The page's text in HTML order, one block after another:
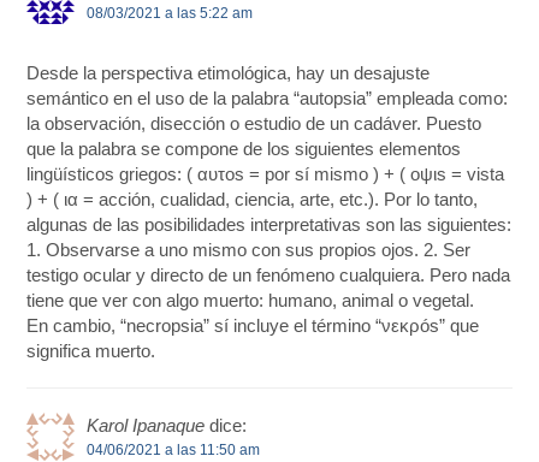
08/03/2021 a las 5:22 am
Desde la perspectiva etimológica, hay un desajuste
semántico en el uso de la palabra “autopsia” empleada como:
la observación, disección o estudio de un cadáver. Puesto
que la palabra se compone de los siguientes elementos
lingüísticos griegos: ( αυτοs = por sí mismo ) + ( οψιs = vista
) + ( ια = acción, cualidad, ciencia, arte, etc.). Por lo tanto,
algunas de las posibilidades interpretativas son las siguientes:
1. Observarse a uno mismo con sus propios ojos. 2. Ser
testigo ocular y directo de un fenómeno cualquiera. Pero nada
tiene que ver con algo muerto: humano, animal o vegetal.
En cambio, “necropsia” sí incluye el término “νεκρós” que
significa muerto.
Karol Ipanaque dice:
04/06/2021 a las 11:50 am